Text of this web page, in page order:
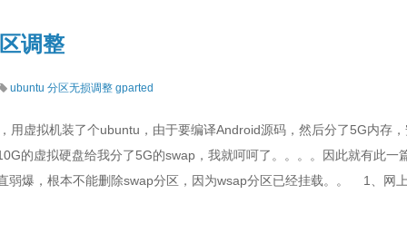
调整
ubuntu 分区无损调整 gparted
虚拟机装了个ubuntu，由于要编译Android源码，然后分了5G内存
的虚拟硬盘给我分了5G的swap，我就呵呵了。。。。因此就有此
弱爆，根本不能删除swap分区，因为wsap分区已经挂载。。 1、网